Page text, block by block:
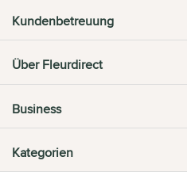
Kundenbetreuung
Über Fleurdirect
Business
Kategorien